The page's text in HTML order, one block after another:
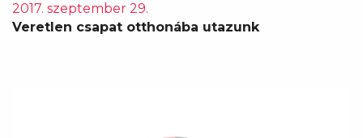
2017. szeptember 29.
Veretlen csapat otthonába utazunk